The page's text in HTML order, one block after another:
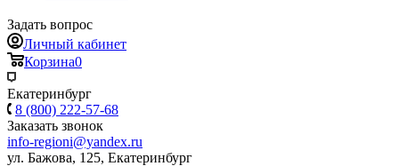
Задать вопрос
Личный кабинет
Корзина0
Екатеринбург
8 (800) 222-57-68
Заказать звонок
info-regioni@yandex.ru
ул. Бажова, 125, Екатеринбург